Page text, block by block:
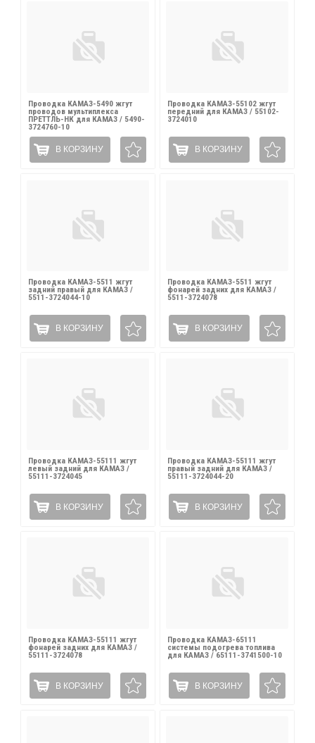
Проводка КАМАЗ-5490 жгут
проводов мультиплекса
ПРЕТТЛЬ-НК для КАМАЗ / 5490-
3724760-10
В КОРЗИНУ
Проводка КАМАЗ-55102 жгут
передний для КАМАЗ / 55102-
3724010
В КОРЗИНУ
Проводка КАМАЗ-5511 жгут
задний правый для КАМАЗ /
5511-3724044-10
В КОРЗИНУ
Проводка КАМАЗ-5511 жгут
фонарей задних для КАМАЗ /
5511-3724078
В КОРЗИНУ
Проводка КАМАЗ-55111 жгут
левый задний для КАМАЗ /
55111-3724045
В КОРЗИНУ
Проводка КАМАЗ-55111 жгут
правый задний для КАМАЗ /
55111-3724044-20
В КОРЗИНУ
Проводка КАМАЗ-55111 жгут
фонарей задних для КАМАЗ /
55111-3724078
В КОРЗИНУ
Проводка КАМАЗ-65111
системы подогрева топлива
для КАМАЗ / 65111-3741500-10
В КОРЗИНУ